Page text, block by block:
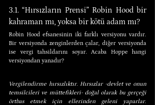
3.1. “Hırsızların Prensi” Robin Hood bir
kahraman mı, yoksa bir kötü adam mı?
Robin Hood efsanesinin iki farklı versiyonu vardır.
Bir versiyonda zenginlerden çalar, diğer versiyonda
ise vergi tahsildarını soyar. Acaba Hoppe hangi
versiyondan yanadır?
Vergilendirme hırsızlıktır. Hırsızlar -devlet ve onun
temsilcileri ve müttefikleri- doğal olarak bu gerçeği
örtbas etmek için ellerinden geleni yaparlar.